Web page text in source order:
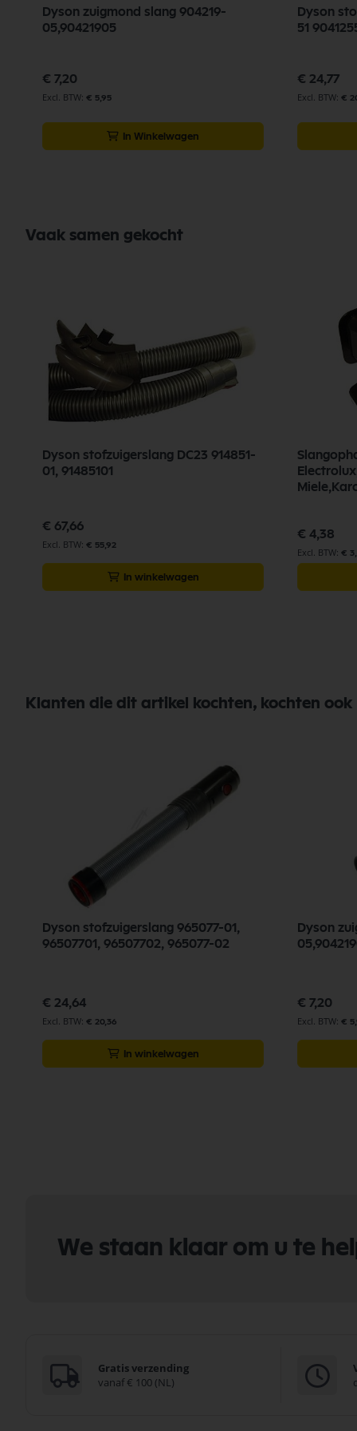
Dyson zuigmond slang 904219-
05,90421905
€ 7,20
€ 5,95
In Winkelwagen
Dyson
51
€ 24,77
€
Vaak samen gekocht
Dyson stofzuigerslang DC23 914851-
01, 91485101
€ 67,66
€ 55,92
In winkelwagen
€ 4,38
€
Klanten die dit artikel kochten, kochten ook
Dyson stofzuigerslang 965077-01,
96507701, 96507702, 965077-02
€ 24,64
€ 20,36
In winkelwagen
Dyson
€ 7,20
€
We staan klaar om u te
Gratis verzending
vanaf € 100 (NL)